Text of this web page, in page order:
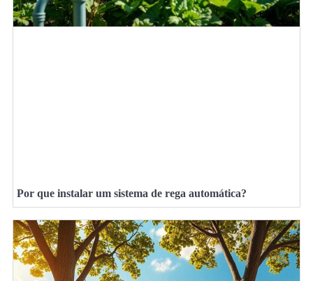
Por que instalar um sistema de rega automática?